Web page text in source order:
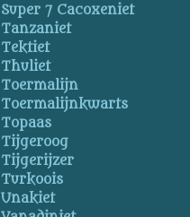
Super 7 Cacoxeniet
Tanzaniet
Tektiet
Thuliet
Toermalijn
Toermalijnkwarts
Topaas
Tijgeroog
Tijgerijzer
Turkoois
Unakiet